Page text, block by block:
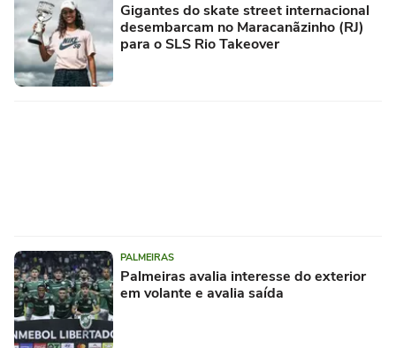
Gigantes do skate street internacional
desembarcam no Maracanãzinho (RJ)
para o SLS Rio Takeover
PALMEIRAS
Palmeiras avalia interesse do exterior
em volante e avalia saída